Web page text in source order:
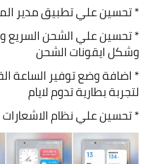
* تحسين علي تطبيق مدير
* تحسين علي الشحن السريع
وشكل ايقونات الشحن
* اضافة وضع توفير الساعة
لتجربة بطارية تدوم لايام
* تحسين علي نظام الاشعارات